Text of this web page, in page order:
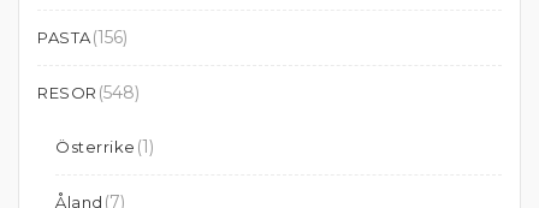
PASTA(156)
RESOR (548)
Österrike (1)
Åland (7)